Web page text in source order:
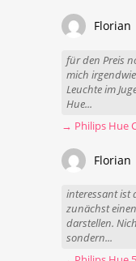
Florian
für den Preis
mich
Leuchte im
Hue...
Florian
interessant ist
zunächst
darstellen.
sondern...